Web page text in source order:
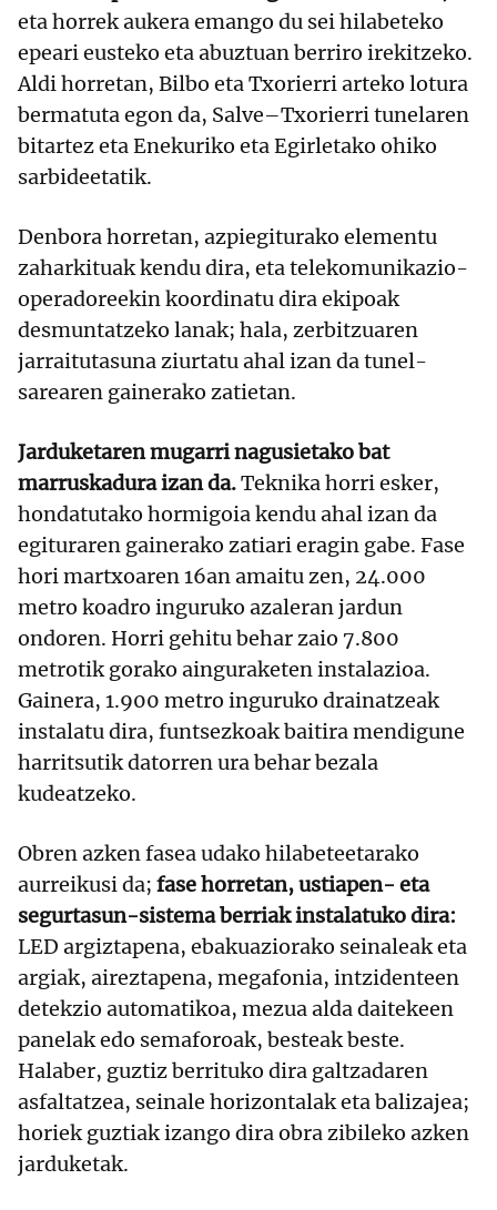
eta horrek aukera emango du sei hilabeteko
epeari eusteko eta abuztuan berriro irekitzeko.
Aldi horretan, Bilbo eta Txorierri arteko lotura
bermatuta egon da, Salve–Txorierri tunelaren
bitartez eta Enekuriko eta Egirletako ohiko
sarbideetatik.
Denbora horretan, azpiegiturako elementu
zaharkituak kendu dira, eta telekomunikazio-
operadoreekin koordinatu dira ekipoak
desmuntatzeko lanak; hala, zerbitzuaren
jarraitutasuna ziurtatu ahal izan da tunel-
sarearen gainerako zatietan.
Jarduketaren mugarri nagusietako bat
marruskadura izan da.Teknika horri esker,
hondatutako hormigoia kendu ahal izan da
egituraren gainerako zatiari eragin gabe. Fase
hori martxoaren 16an amaitu zen, 24.000
metro koadro inguruko azaleran jardun
ondoren. Horri gehitu behar zaio 7.800
metrotik gorako ainguraketen instalazioa.
Gainera, 1.900 metro inguruko drainatzeak
instalatu dira, funtsezkoak baitira mendigune
harritsutik datorren ura behar bezala
kudeatzeko.
Obren azken fasea udako hilabeteetarako
aurreikusi da; fase horretan, ustiapen- eta
segurtasun-sistema berriak instalatuko dira:
LED argiztapena, ebakuaziorako seinaleak eta
argiak, aireztapena, megafonia, intzidenteen
detekzio automatikoa, mezua alda daitekeen
panelak edo semaforoak, besteak beste.
Halaber, guztiz berrituko dira galtzadaren
asfaltatzea, seinale horizontalak eta balizajea;
horiek guztiak izango dira obra zibileko azken
jarduketak.